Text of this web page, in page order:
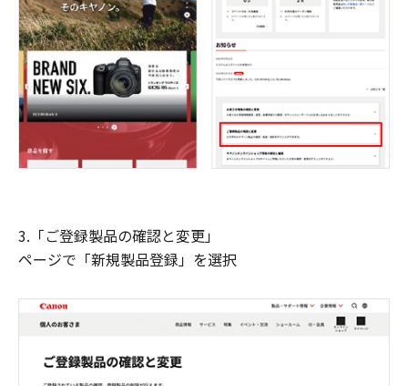
3.「ご登録製品の確認と変更」
ページで「新規製品登録」を選択